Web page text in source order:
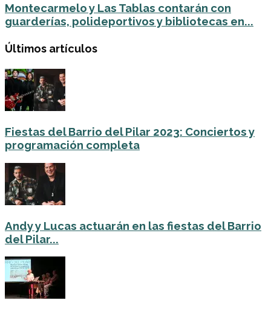
Montecarmelo y Las Tablas contarán con
guarderías, polideportivos y bibliotecas en...
Últimos artículos
Fiestas del Barrio del Pilar 2023: Conciertos y
programación completa
Andy y Lucas actuarán en las fiestas del Barrio
del Pilar...